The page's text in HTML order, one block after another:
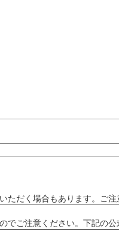
だく場合もあります。ご注
でご注意ください。下記の